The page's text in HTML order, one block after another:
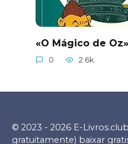
«O Mágico de
0 2.6k.
© 2023 - 2026 E-
gratuitamente) baixar